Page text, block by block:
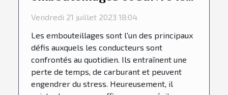
meilleurs itinéraires en
conduisant votre véhicule ?
Vendredi 21 juillet 2023 18:04
Les embouteillages sont l'un des principaux
défis auxquels les conducteurs sont
confrontés au quotidien. Ils entraînent une
perte de temps, de carburant et peuvent
engendrer du stress. Heureusement, il